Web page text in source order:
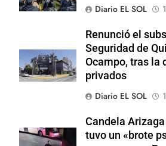
Diario EL SOL
Renunció el
Seguridad de
Ocampo, tras la
privados
Diario EL SOL
Candela
tuvo un «brote